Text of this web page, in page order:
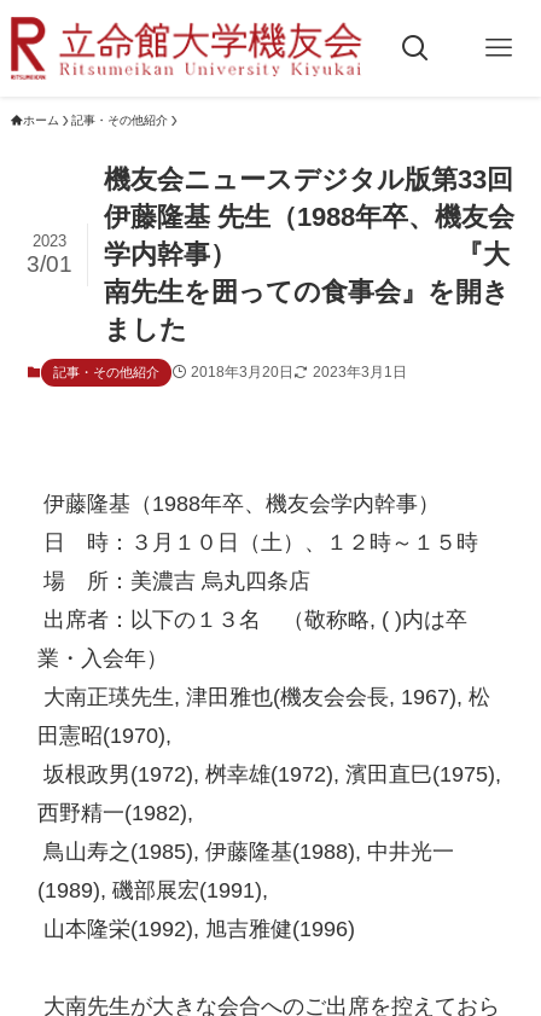
ホーム 記事・その他紹介
機友会ニュースデジタル版第33回
伊藤隆基 先生（1988年卒、機友会
学内幹事） 『大
南先生を囲っての食事会』を開き
ました
2023
3/01
記事・その他紹介 2018年3月20日 2023年3月1日
伊藤隆基（1988年卒、機友会学内幹事）
場　所：美濃吉 烏丸四条店
業・入会年）
田憲昭(1970),
坂根政男(1972), 桝幸雄(1972), 濱田直巳(1975),
西野精一(1982),
鳥山寿之(1985), 伊藤隆基(1988), 中井光一
(1989), 磯部展宏(1991),